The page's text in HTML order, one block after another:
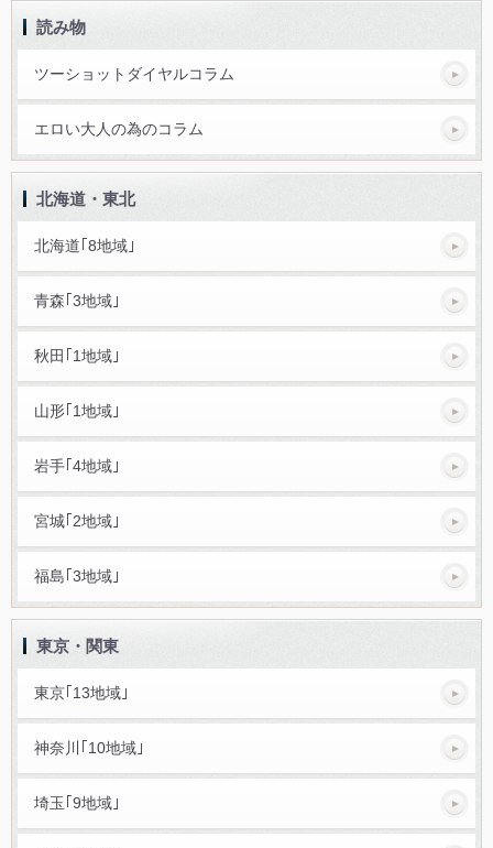
読み物
ツーショットダイヤルコラム
エロい大人の為のコラム
北海道・東北
北海道｢8地域｣
青森｢3地域｣
秋田｢1地域｣
山形｢1地域｣
岩手｢4地域｣
宮城｢2地域｣
福島｢3地域｣
東京・関東
東京｢13地域｣
神奈川｢10地域｣
埼玉｢9地域｣